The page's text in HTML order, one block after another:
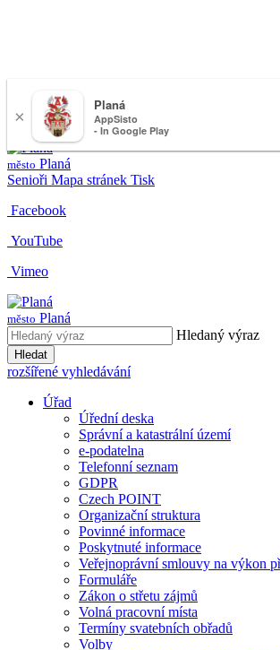
nemeckova@muplana.cz
město Planá
Senioři Mapa stránek Tisk
Facebook
YouTube
Vimeo
město Planá
Hledaný výraz
Hledat
rozšířené vyhledávání
Úřad
Úřední deska
Správní a katastrální území
e-podatelna
Telefonní seznam
GDPR
Czech POINT
Organizační struktura
Povinné informace
Poskytnuté informace
Veřejnoprávní smlouvy na výkon
Formuláře
Zákon o střetu zájmů
Volná pracovní místa
Termíny svatebních obřadů
Volby
×
Planá
AppSisto
- In Google Play